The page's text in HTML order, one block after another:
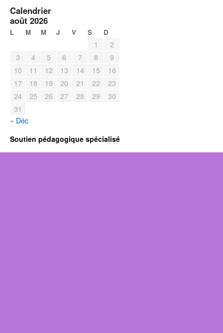
Calendrier
août 2026
L M M J V S D
1
2
3
4 5 6 7 8
9
10
11 12 13 14 15
16
17
18 19 20 21 22
23
24
25 26 27 28 29
30
31
« Déc
Soutien pédagogique spécialisé